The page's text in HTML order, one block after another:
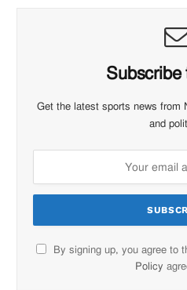
Subscribe
Get the latest sports news from
and
By signing up, you agree to
Policy